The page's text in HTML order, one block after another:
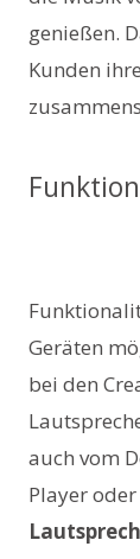
genießen.
Kunden
Geräten
bei den
auch vom
Player